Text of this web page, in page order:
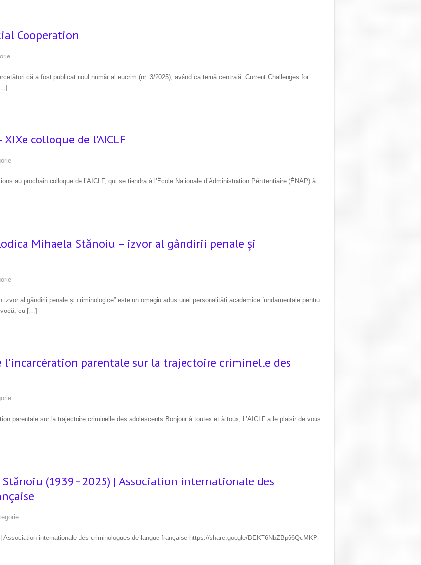
Cooperation
că a fost publicat noul număr al eucrim (nr. 3/2025), având ca temă centrală „Current Challenges for
colloque de l’AICLF
au prochain colloque de l’AICLF, qui se tiendra à l’École Nationale d’Administration Pénitentiaire (ÉNAP) à
Mihaela Stănoiu – izvor al gândirii penale și
izvor al gândirii penale și criminologice” este un omagiu adus unei personalități academice fundamentale pentru
cu […]
l’incarcération parentale sur la trajectoire criminelle des
parentale sur la trajectoire criminelle des adolescents Bonjour à toutes et à tous, L’AICLF a le plaisir de vous
Stănoiu (1939–2025) | Association internationale des
Association internationale des criminologues de langue française https://share.google/BEKT6NbZBp66QcMKP